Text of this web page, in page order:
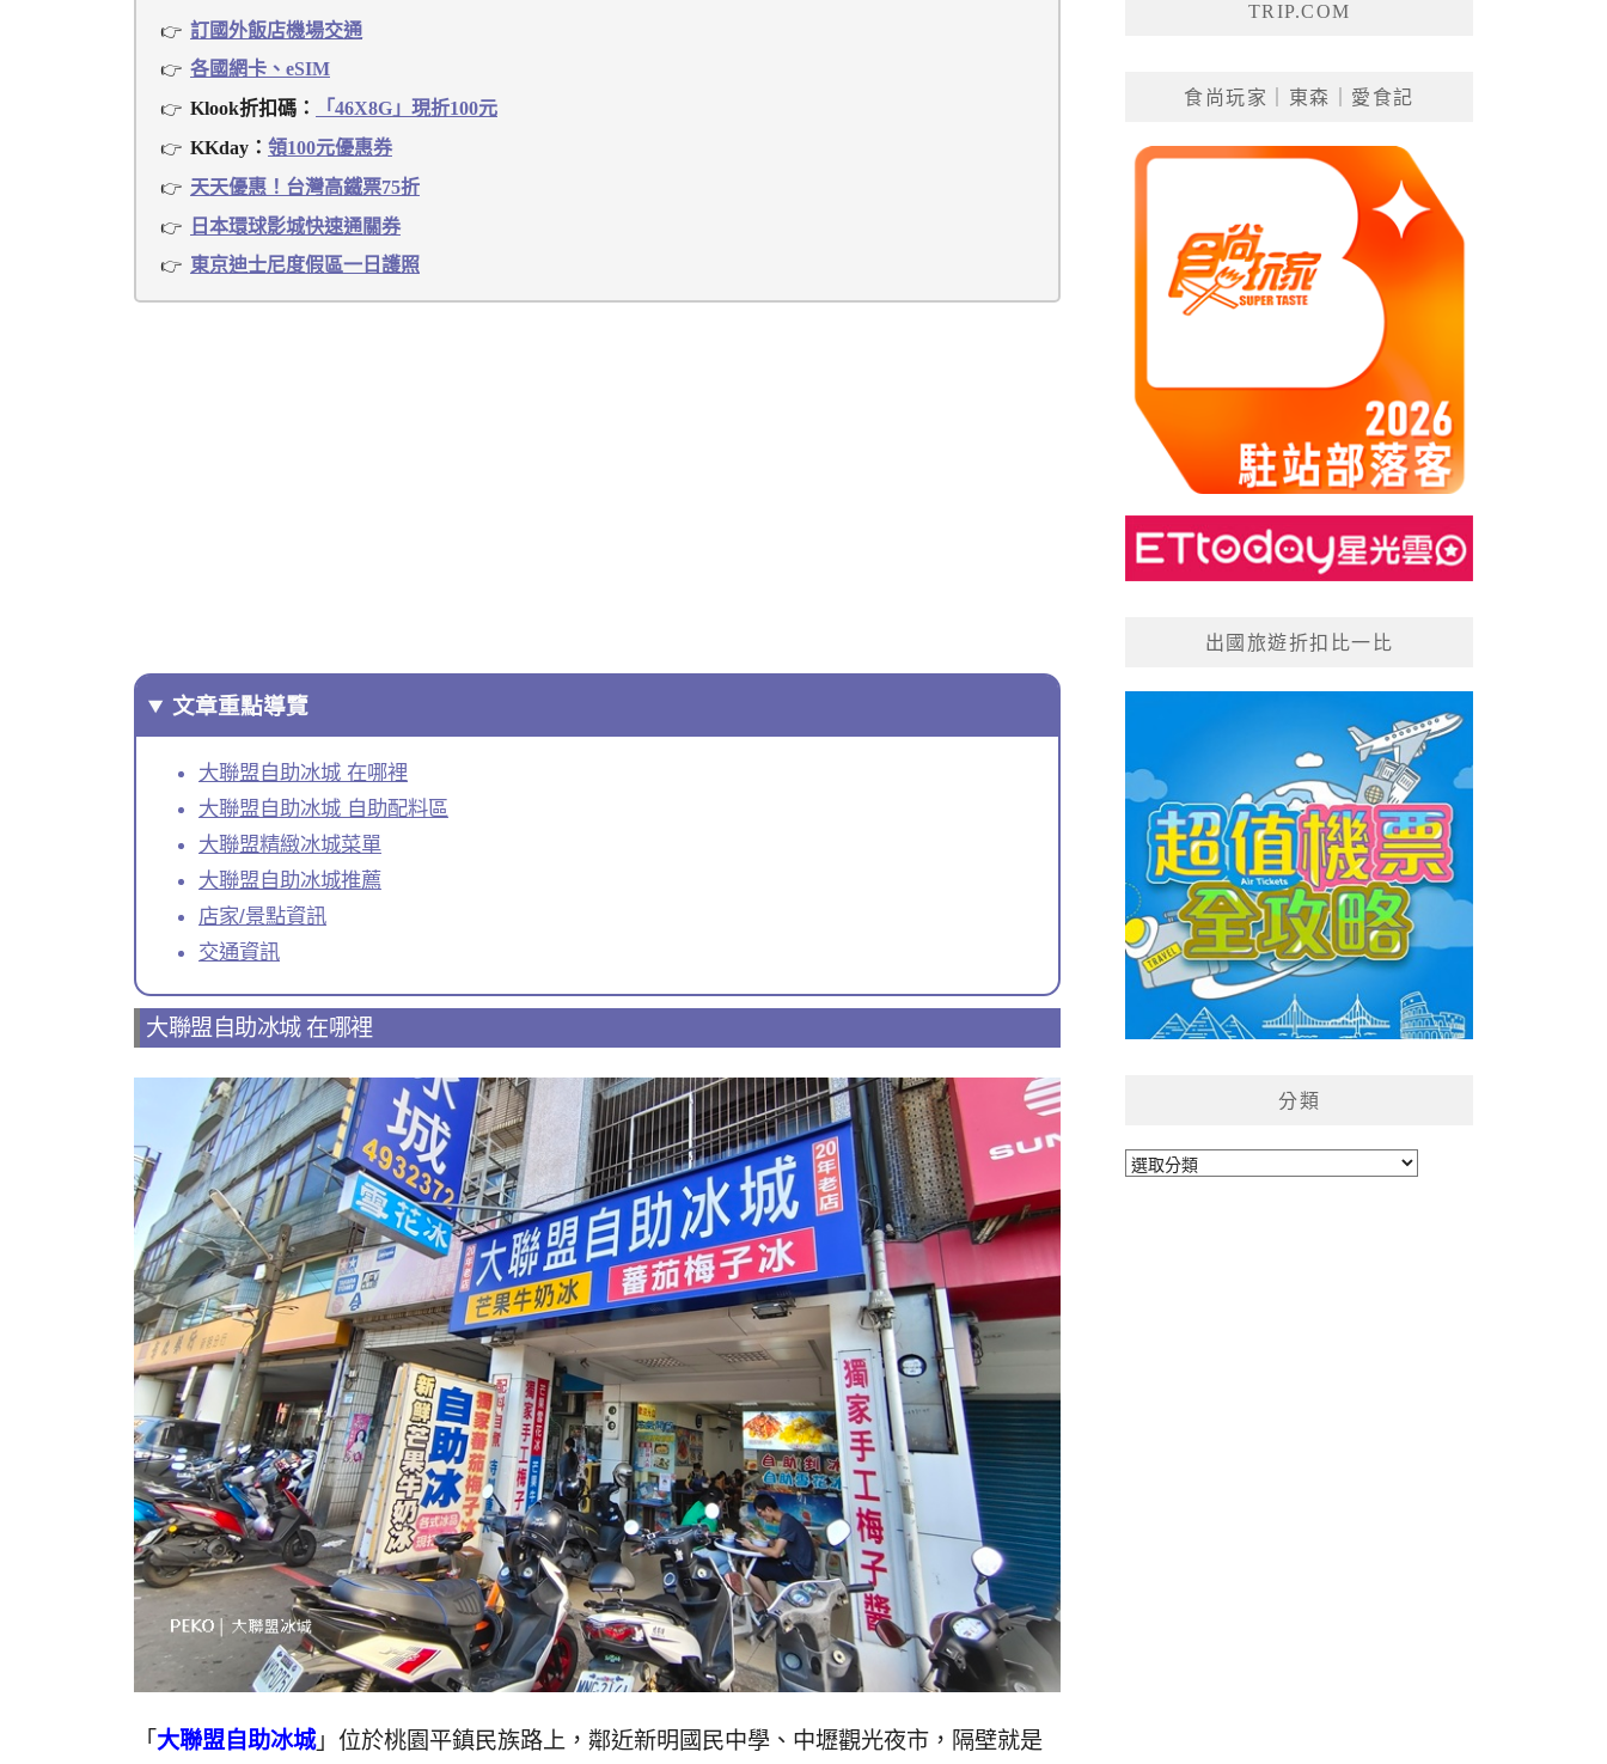
訂國外飯店機場交通
各國網卡、eSIM
Klook折扣碼：
「46X8G」現折100元
KKday： 領100元優惠券
天天優惠！台灣高鐵票75折
日本環球影城快速通關券
東京迪士尼度假區一日護照
文章重點導覽
大聯盟自助冰城 在哪裡
大聯盟自助冰城 自助配料區
大聯盟精緻冰城菜單
大聯盟自助冰城推薦
店家/景點資訊
交通資訊
大聯盟自助冰城 在哪裡
「 大聯盟自助冰城」位於桃園平鎮民族路上，鄰近新明國民中學、中壢觀光夜市，隔壁就是
TRIP.COM
食尚玩家｜東森｜愛食記
出國旅遊折扣比一比
分類
分